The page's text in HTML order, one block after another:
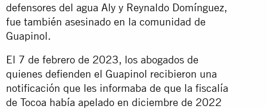
defensores del agua Aly y Reynaldo Domínguez,
fue también asesinado en la comunidad de
Guapinol.
El 7 de febrero de 2023, los abogados de
quienes defienden el Guapinol recibieron una
notificación que les informaba de que la fiscalía
de Tocoa había apelado en diciembre de 2022